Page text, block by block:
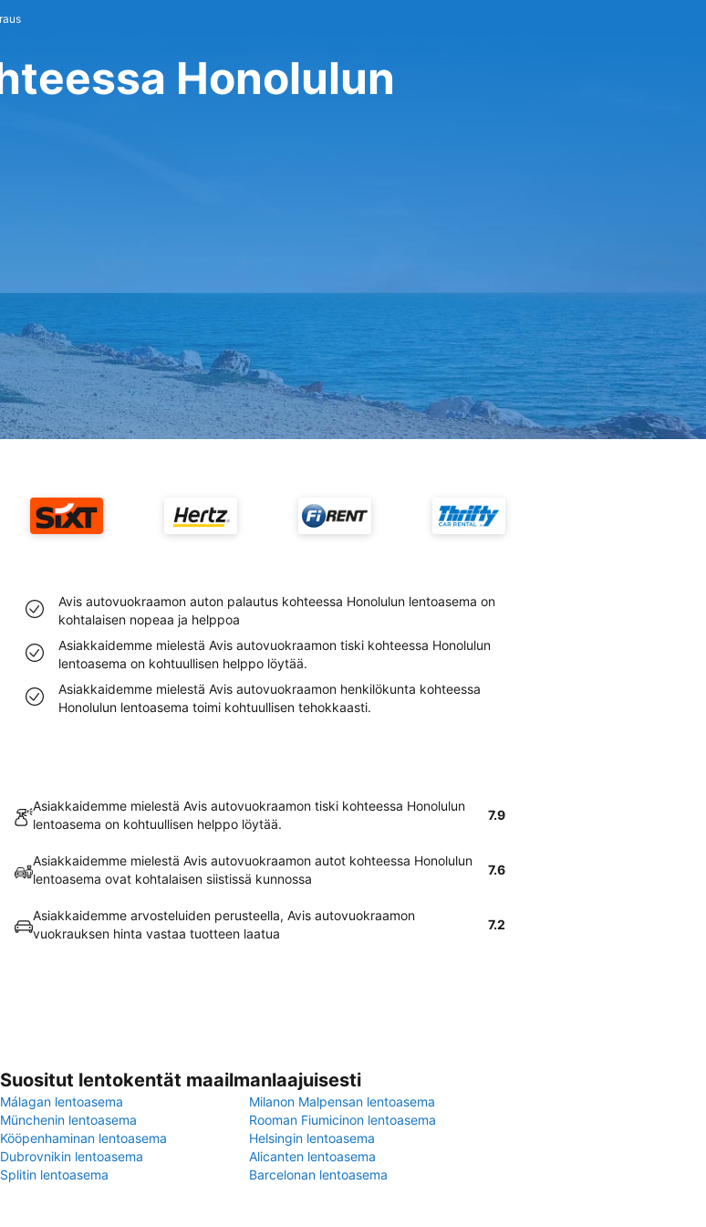
Honolulun
Avis autovuokraamon auton palautus kohteessa Honolulun lentoasema on
kohtalaisen nopeaa ja helppoa
Asiakkaidemme mielestä Avis autovuokraamon tiski kohteessa Honolulun
lentoasema on kohtuullisen helppo löytää.
Asiakkaidemme mielestä Avis autovuokraamon henkilökunta kohteessa
Honolulun lentoasema toimi kohtuullisen tehokkaasti.
Asiakkaidemme mielestä Avis autovuokraamon tiski kohteessa Honolulun
lentoasema on kohtuullisen helppo löytää.
7.9
Asiakkaidemme mielestä Avis autovuokraamon autot kohteessa Honolulun
lentoasema ovat kohtalaisen siistissä kunnossa
7.6
Asiakkaidemme arvosteluiden perusteella, Avis autovuokraamon
vuokrauksen hinta vastaa tuotteen laatua
7.2
Suositut lentokentät maailmanlaajuisesti
Málagan lentoasema
Milanon Malpensan lentoasema
Münchenin lentoasema
Rooman Fiumicinon lentoasema
Kööpenhaminan lentoasema
Helsingin lentoasema
Dubrovnikin lentoasema
Alicanten lentoasema
Splitin lentoasema
Barcelonan lentoasema